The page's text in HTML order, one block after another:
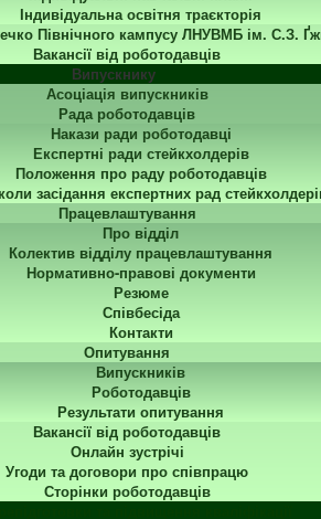
Індивідуальна освітня траєкторія
Північного кампусу ЛНУВМБ ім. С.З.
Вакансії від роботодавців
Випускнику
Асоціація випускників
Рада роботодавців
Накази ради роботодавці
Експертні ради стейкхолдерів
Положення про раду роботодавців
засідання експертних рад
Працевлаштування
Про відділ
Колектив відділу працевлаштування
Нормативно-правові документи
Резюме
Співбесіда
Контакти
Опитування
Випускників
Роботодавців
Результати опитування
Вакансії від роботодавців
Онлайн зустрічі
Угоди та договори про співпрацю
Сторінки роботодавців